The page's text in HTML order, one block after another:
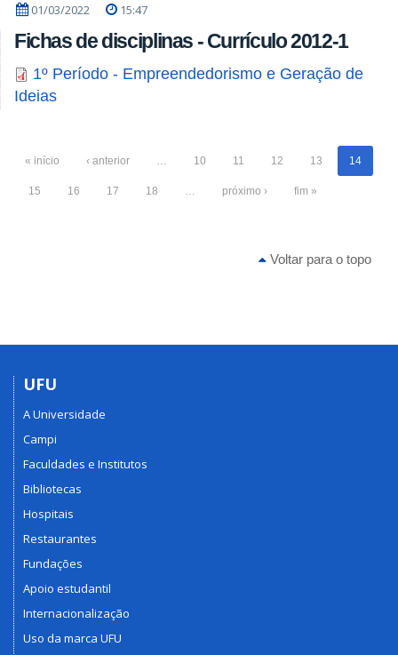
01/03/2022 15:47
Fichas de disciplinas - Currículo 2012-1
1º Período - Empreendedorismo e Geração de
Ideias
« início ‹ anterior … 10 11 12 13 14
15 16 17 18 … próximo › fim »
Voltar para o topo
UFU
A Universidade
Campi
Faculdades e Institutos
Bibliotecas
Hospitais
Restaurantes
Fundações
Apoio estudantil
Internacionalização
Uso da marca UFU